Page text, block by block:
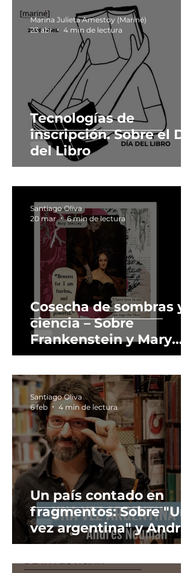
Tecnologías de
inscripción. Sobre el Día
del Libro
Marina Julieta Amestoy (Mariné)
23 abr
4 min de lectura
Cosecha de sombras y
ciencia – Sobre
Frankenstein y Mary
Shelley
Santiago Oliva
20 mar
6 min de lectura
Un país contado en
fragmentos: Sobre "Una
vez argentina" y Andrés
Neuman en una
memoria colectiva
Santiago Oliva
6 feb
4 min de lectura